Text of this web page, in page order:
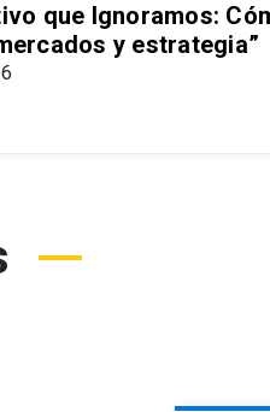
que Ignoramos:
y estrategia”